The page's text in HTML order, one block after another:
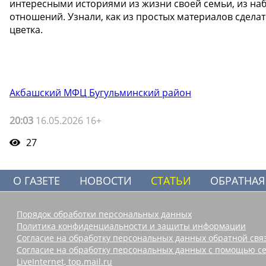
интересными историями из жизни своей семьи, из
отношений. Узнали, как из простых материалов
цветка.
Акбашский МФЦ Бугульминский район
20:03 16.05.2026 16+
27
О ГАЗЕТЕ НОВОСТИ СТАТЬИ
Порядок обработки персональных данных
Политика конфиденциальности и защиты информации
Согласие на обработку персональных данных обратной
Согласие на обработку персональных данных с помощью
LiveInternet, top.mail.ru